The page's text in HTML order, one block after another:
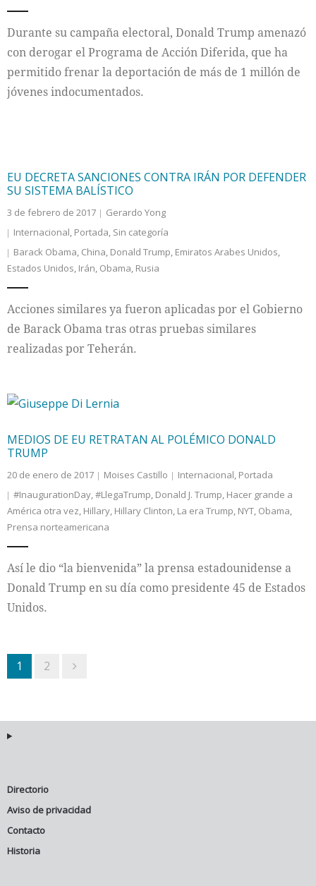
Durante su campaña electoral, Donald Trump amenazó
con derogar el Programa de Acción Diferida, que ha
permitido frenar la deportación de más de 1 millón de
jóvenes indocumentados.
EU DECRETA SANCIONES CONTRA IRÁN POR DEFENDER
SU SISTEMA BALÍSTICO
3 de febrero de 2017
Gerardo Yong
Internacional, Portada, Sin categoría
Barack Obama, China, Donald Trump, Emiratos Arabes Unidos,
Estados Unidos, Irán, Obama, Rusia
Acciones similares ya fueron aplicadas por el Gobierno
de Barack Obama tras otras pruebas similares
realizadas por Teherán.
MEDIOS DE EU RETRATAN AL POLÉMICO DONALD
TRUMP
20 de enero de 2017 Moises Castillo Internacional, Portada
#InaugurationDay,#LlegaTrump, Donald J. Trump, Hacer grande a
América otra vez, Hillary, Hillary Clinton, La era Trump, NYT, Obama,
Prensa norteamericana
Así le dio “la bienvenida” la prensa estadounidense a
Donald Trump en su día como presidente 45 de Estados
Unidos.
1 2
Directorio
Aviso de privacidad
Contacto
Historia